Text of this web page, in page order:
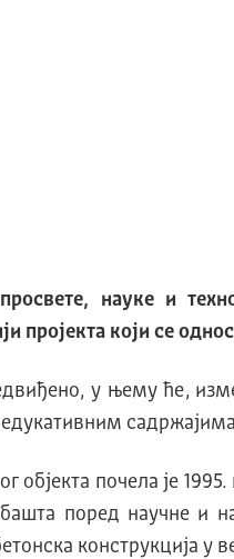
слова
науке и
пројекта који се
у њему ће,
едукативним
објекта почела је
башта поред научне и
конструкција